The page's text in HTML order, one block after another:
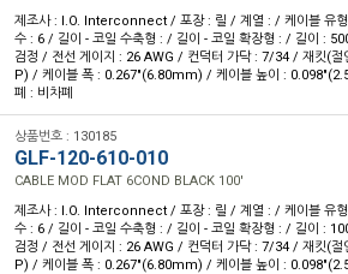
제조사 : I.O. Interconnect / 포장 : 릴 / 계열 : / 케이블 유형
수 : 6 / 길이 - 코일 수축형 : / 길이 - 코일 확장형 : / 길이 :
검정 / 전선 게이지 : 26 AWG / 컨덕터 가닥 : 7/34 / 재킷(절
P) / 케이블 폭 : 0.267"(6.80mm) / 케이블 높이 :
폐 : 비차폐
상품번호 : 130185
GLF-120-610-010
CABLE MOD FLAT 6COND BLACK 100'
제조사 : I.O. Interconnect / 포장 : 릴 / 계열 : / 케이블 유형
수 : 6 / 길이 - 코일 수축형 : / 길이 - 코일 확장형 : / 길이 :
검정 / 전선 게이지 : 26 AWG / 컨덕터 가닥 : 7/34 / 재킷(절
P) / 케이블 폭 : 0.267"(6.80mm) / 케이블 높이 :